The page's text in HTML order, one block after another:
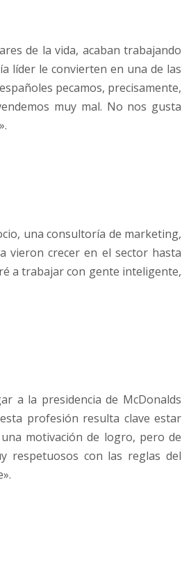
de la vida, acaban trabajando
líder le convierten en una de las
pecamos, precisamente,
muy mal. No nos gusta
una consultoría de marketing,
vieron crecer en el sector hasta
a trabajar con gente inteligente,
a la presidencia de McDonalds
profesión resulta clave estar
motivación de logro, pero de
respetuosos con las reglas del